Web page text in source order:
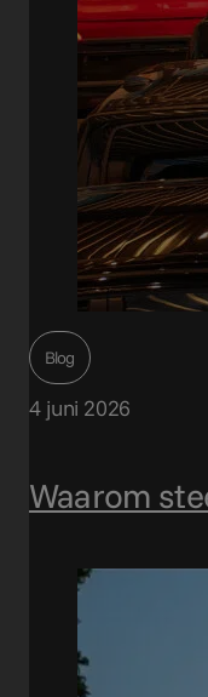
Blog
4 juni 2026
Waarom